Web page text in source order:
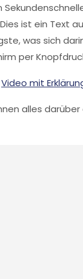
ist ein Text
was sich
per
Video mit
alles